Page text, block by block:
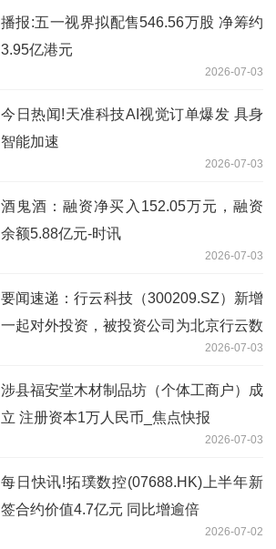
播报:五一视界拟配售546.56万股 净筹约
3.95亿港元
2026-07-03
今日热闻!天准科技AI视觉订单爆发 具身
智能加速
2026-07-03
酒鬼酒：融资净买入152.05万元，融资
余额5.88亿元-时讯
2026-07-03
要闻速递：行云科技（300209.SZ）新增
一起对外投资，被投资公司为北京行云数
2026-07-03
涉县福安堂木材制品坊（个体工商户）成
立 注册资本1万人民币_焦点快报
2026-07-03
每日快讯!拓璞数控(07688.HK)上半年新
签合约价值4.7亿元 同比增逾倍
2026-07-02